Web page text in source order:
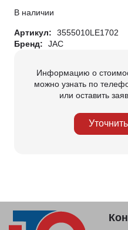
В наличии
Артикул:
3555010LE1702
Бренд:
JAC
Информацию о
можно узнать по
или оставить